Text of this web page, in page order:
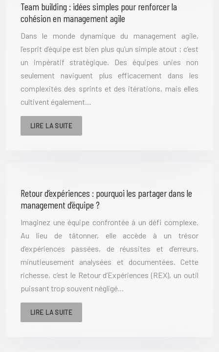
Team building : idées simples pour renforcer la
cohésion en management agile
Dans le monde dynamique du management agile,
l’esprit d’équipe est bien plus qu’un simple atout ; c’est
un impératif stratégique. Des équipes unies non
seulement naviguent plus efficacement dans les
complexités des sprints et des itérations, mais elles
cultivent également…
LIRE LA SUITE
Retour d’expériences : pourquoi les partager dans le
management d’équipe ?
Imaginez une équipe confrontée à un défi complexe.
Au lieu de tâtonner, elle accède à un trésor
d’expériences passées, de réussites et d’erreurs,
minutieusement analysées et documentées. Cette
richesse, c’est le Retour d’Expériences (REX), un outil
puissant trop souvent négligé…
LIRE LA SUITE